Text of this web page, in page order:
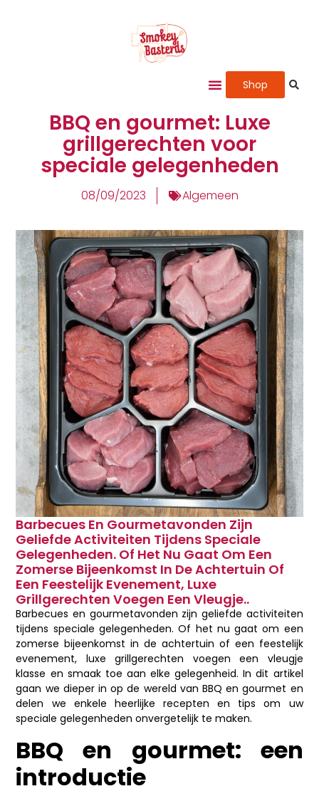
Shop
BBQ en gourmet: Luxe
grillgerechten voor
speciale gelegenheden
08/09/2023 Algemeen
Barbecues En Gourmetavonden Zijn
Geliefde Activiteiten Tijdens Speciale
Gelegenheden. Of Het Nu Gaat Om Een
Zomerse Bijeenkomst In De Achtertuin Of
Een Feestelijk Evenement, Luxe
Grillgerechten Voegen Een Vleugje..
Barbecues en gourmetavonden zijn geliefde activiteiten
tijdens speciale gelegenheden. Of het nu gaat om een
zomerse bijeenkomst in de achtertuin of een feestelijk
evenement, luxe grillgerechten voegen een vleugje
klasse en smaak toe aan elke gelegenheid. In dit artikel
gaan we dieper in op de wereld van BBQ en gourmet en
delen we enkele heerlijke recepten en tips om uw
speciale gelegenheden onvergetelijk te maken.
BBQ en gourmet: een
introductie